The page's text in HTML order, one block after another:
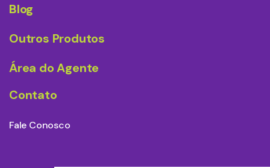
Blog
Outros Produtos
Área do Agente
Contato
Fale Conosco